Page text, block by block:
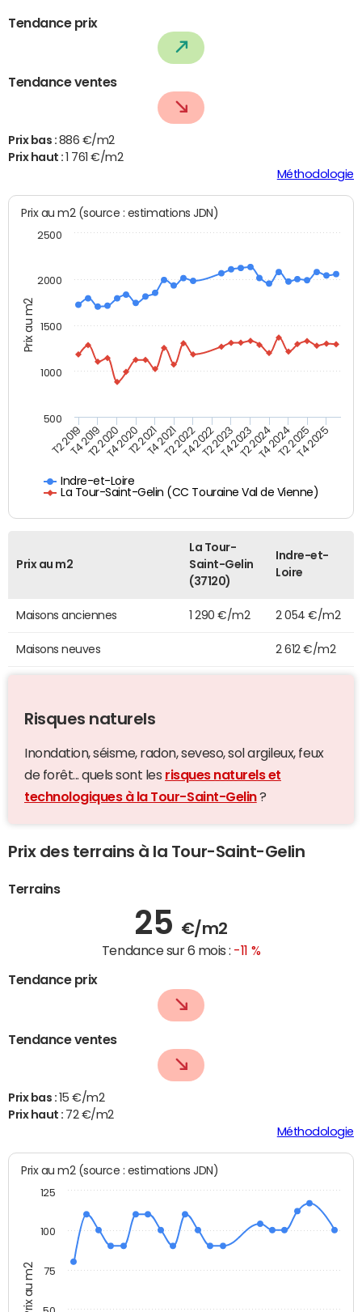
Tendance prix
Tendance ventes
Prix bas : 886 €/m2
Prix haut :
1 761 €/m2
Méthodologie
Prix au m2
Prix au m2 (source : estimations JDN)
Indre-et-Loire
La Tour-Saint-Gelin (CC Touraine Val de Vienne)
T2 2019T4 2019T2 2020T4 2020T2 2021T4 2021T2 2022T4 2022T2 2023T4 2023T2 2024T4 2024T2 2025T4 2025
500
1000
1500
2000
2500
Prix au m2
La Tour-
Saint-Gelin
(37120)
Indre-et-
Loire
Maisons anciennes 1 290 €/m2 2 054 €/m2
Maisons neuves 2 612 €/m2
Risques naturels
Inondation, séisme, radon, seveso, sol argileux, feux
de forêt... quels sont les risques naturels et
technologiques à la Tour-Saint-Gelin?
Prix des terrains à la Tour-Saint-Gelin
Terrains
25 €/m2
Tendance sur 6 mois : -11 %
Tendance prix
Tendance ventes
Prix bas : 15 €/m2
Prix haut : 72 €/m2
Méthodologie
Prix au m2
Prix au m2 (source : estimations JDN)
75
100
125